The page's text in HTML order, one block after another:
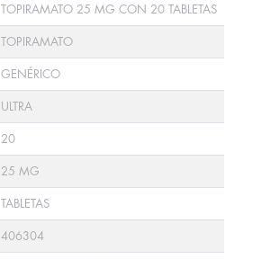
TOPIRAMATO 25 MG CON 20 TABLETAS
TOPIRAMATO
GENÉRICO
ULTRA
20
25 MG
TABLETAS
406304